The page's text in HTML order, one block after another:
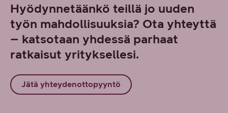
Hyödynnetäänkö teillä jo uuden
työn mahdollisuuksia? Ota yhteyttä
– katsotaan yhdessä parhaat
ratkaisut yrityksellesi.
Jätä yhteydenottopyyntö